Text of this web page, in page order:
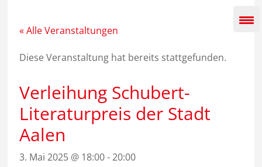
springen« Alle Veranstaltungen
Diese Veranstaltung hat bereits stattgefunden.
Verleihung Schubert-
Literaturpreis der Stadt
Aalen
3. Mai 2025 @ 18:00-20:00